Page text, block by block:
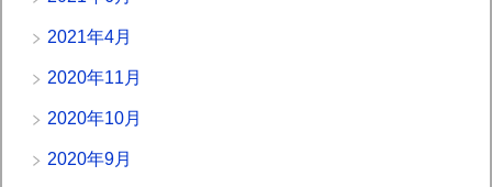
2021年4月
2020年11月
2020年10月
2020年9月